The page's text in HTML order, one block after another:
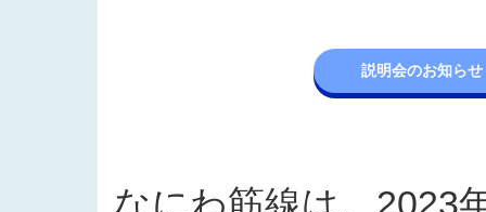
説明会のお知らせ
なにわ筋線は、2023